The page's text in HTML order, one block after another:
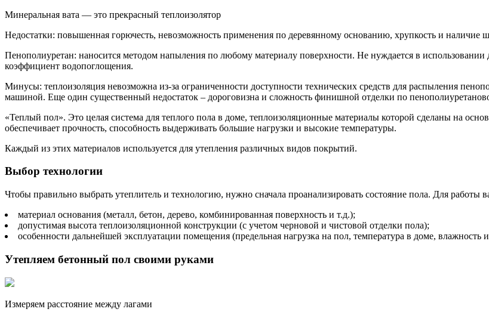
Минеральная вата — это прекрасный теплоизолятор
Недостатки: повышенная горючесть, невозможность применения по деревянному основанию, хрупкость и наличие
Пенополиуретан: наносится методом напыления по любому материалу поверхности. Не нуждается в
коэффициент водопоглощения.
Минусы: теплоизоляция невозможна из-за ограниченности доступности технических средств для распыления
машиной. Еще один существенный недостаток – дороговизна и сложность финишной отделки по
«Теплый пол». Это целая система для теплого пола в доме, теплоизоляционные материалы которой сделаны на
обеспечивает прочность, способность выдерживать большие нагрузки и высокие температуры.
Каждый из этих материалов используется для утепления различных видов покрытий.
Выбор технологии
Чтобы правильно выбрать утеплитель и технологию, нужно сначала проанализировать состояние пола. Для работы
материал основания (металл, бетон, дерево, комбинированная поверхность и т.д.);
допустимая высота теплоизоляционной конструкции (с учетом черновой и чистовой отделки пола);
особенности дальнейшей эксплуатации помещения (предельная нагрузка на пол, температура в доме, влажность
Утепляем бетонный пол своими руками
Измеряем расстояние между лагами